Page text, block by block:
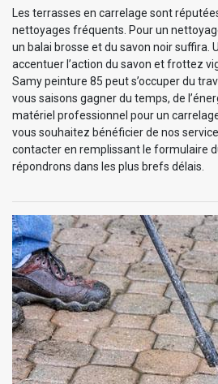
Les terrasses en carrelage sont
nettoyages fréquents. Pour un
un balai brosse et du savon noir suffira.
accentuer l’action du savon et frottez
Samy peinture 85 peut s’occuper du
vous saisons gagner du temps, de
matériel professionnel pour un
vous souhaitez bénéficier de nos
contacter en remplissant le formulaire
répondrons dans les plus brefs délais.